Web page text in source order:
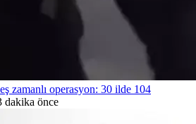
zamanlı operasyon: 30 ilde 104
dakika önce